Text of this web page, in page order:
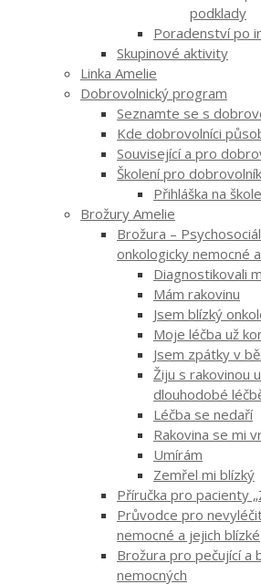
podklady
Poradenství po
Skupinové aktivity
Linka Amelie
Dobrovolnický program
Seznamte se s
Kde dobrovolníci
Související a pro
Školení pro
Přihláška na
Brožury Amelie
Brožura –
onkologicky nemocné
Diagnostikovali
Mám rakovinu
Jsem blízký
Moje léčba už
Jsem zpátky v
Žiju s rakovinou
dlouhodobé
Léčba se nedaří
Rakovina se mi
Umírám
Zemřel mi blízký
Příručka pro pacienty
Průvodce pro
nemocné a jejich blízké
Brožura pro pečující a
nemocných